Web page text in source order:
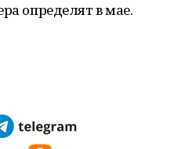
определят в мае.